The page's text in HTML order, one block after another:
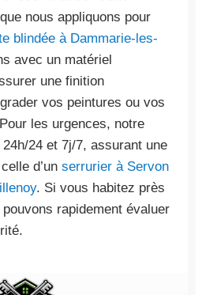
nous appliquons pour
blindée à Dammarie-les-
avec un matériel
une finition
vos peintures ou vos
les urgences, notre
24 et 7j/7, assurant une
d’un serrurier à Servon
. Si vous habitez près
pouvons rapidement évaluer